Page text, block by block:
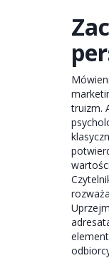
truizm.